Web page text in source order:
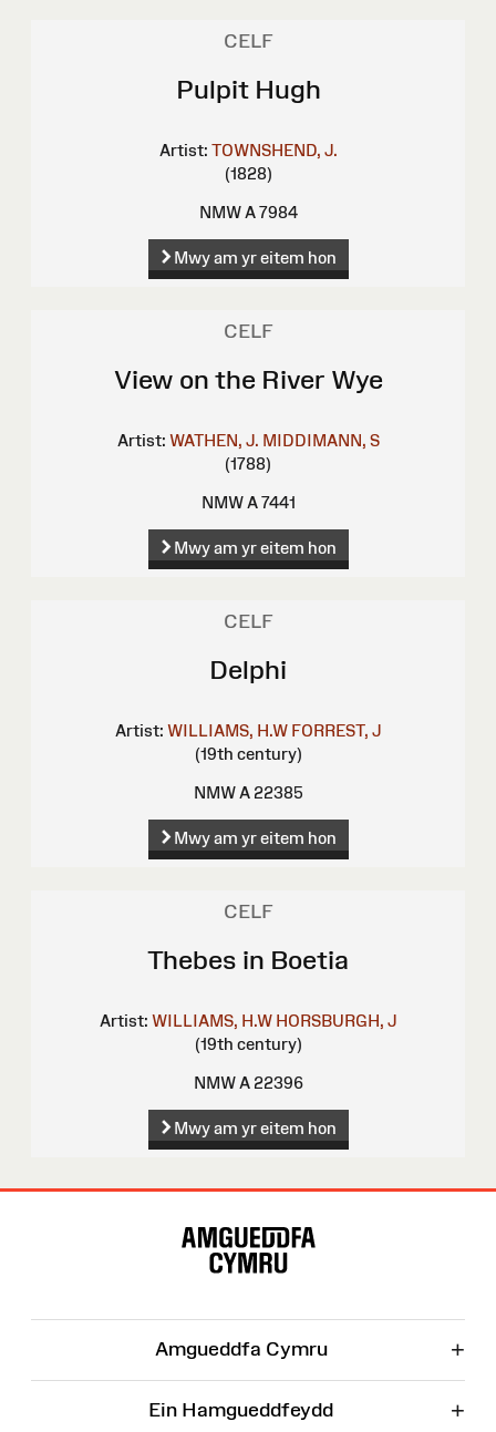
CELF
Pulpit Hugh
Artist: TOWNSHEND, J.
(1828)
NMW A 7984
Mwy am yr eitem hon
CELF
View on the River Wye
Artist: WATHEN, J. MIDDIMANN, S
(1788)
NMW A 7441
Mwy am yr eitem hon
CELF
Delphi
Artist: WILLIAMS, H.W FORREST, J
(19th century)
NMW A 22385
Mwy am yr eitem hon
CELF
Thebes in Boetia
Artist: WILLIAMS, H.W HORSBURGH, J
(19th century)
NMW A 22396
Mwy am yr eitem hon
Amgueddfa Cymru +
Ein Hamgueddfeydd +